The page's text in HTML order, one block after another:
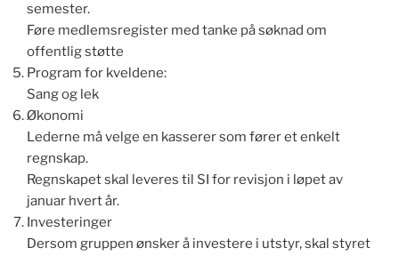
semester.
Føre medlemsregister med tanke på søknad om
offentlig støtte
Program for kveldene:
Sang og lek
Økonomi
Lederne må velge en kasserer som fører et enkelt
regnskap.
Regnskapet skal leveres til SI for revisjon i løpet av
januar hvert år.
Investeringer
Dersom gruppen ønsker å investere i utstyr, skal styret